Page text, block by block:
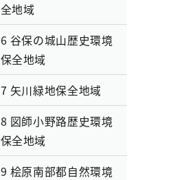
全地域
6 谷保の城山歴史環境
保全地域
7 矢川緑地保全地域
8 図師小野路歴史環境
保全地域
9 桧原南部都自然環境